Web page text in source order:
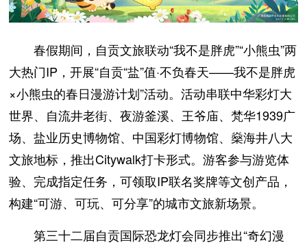
春假期间，自贡文旅联动“我不是胖虎”“小熊虫”两
大热门IP，开展“自贡“盐”值·不负春天——我不是胖虎
×小熊虫的春日漫游计划”活动。活动串联中华彩灯大
世界、自流井老街、夜游釜溪、王爷庙、梵华1939广
场、盐业历史博物馆、中国彩灯博物馆、燊海井八大
文旅地标，推出Citywalk打卡形式。游客参与游览体
验、完成指定任务，可领取IP联名奖牌等文创产品，
构建“可游、可玩、可分享”的城市文旅新场景。
第三十二届自贡国际恐龙灯会同步推出“奇幻漫